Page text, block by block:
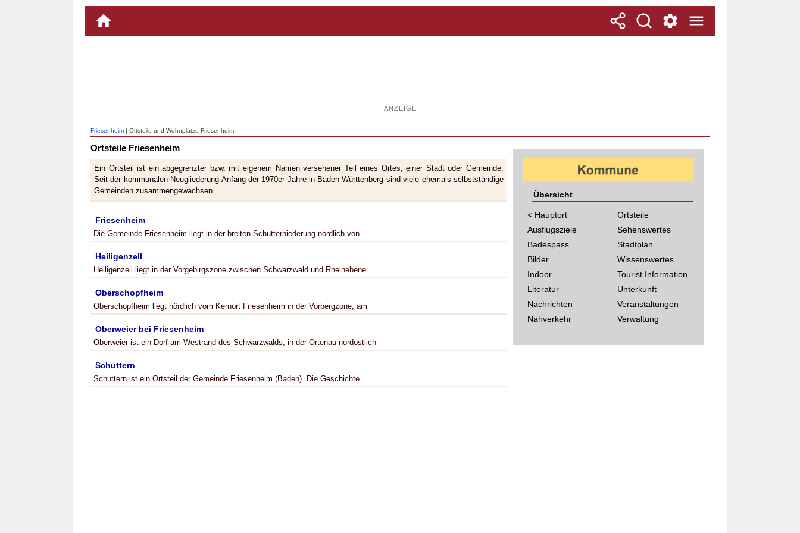
ANZEIGE
Friesenheim | Ortsteile und Wohnplätze Friesenheim
Ortsteile Friesenheim
Ein Ortsteil ist ein abgegrenzter bzw. mit eigenem Namen versehener Teil eines Ortes, einer Stadt oder Gemeinde.
Seit der kommunalen Neugliederung Anfang der 1970er Jahre in Baden-Württenberg sind viele ehemals selbstständige
Gemeinden zusammengewachsen.
Friesenheim
Die Gemeinde Friesenheim liegt in der breiten Schutterniederung nördlich von
Heiligenzell
Heiligenzell liegt in der Vorgebirgszone zwischen Schwarzwald und Rheinebene
Oberschopfheim
Oberschopfheim liegt nördlich vom Kernort Friesenheim in der Vorbergzone, am
Oberweier bei Friesenheim
Oberweier ist ein Dorf am Westrand des Schwarzwalds, in der Ortenau nordöstlich
Schuttern
Schuttern ist ein Ortsteil der Gemeinde Friesenheim (Baden). Die Geschichte
Übersicht
< Hauptort
Ausflugsziele
Badespass
Bilder
Indoor
Literatur
Nachrichten
Nahverkehr
Ortsteile
Sehenswertes
Stadtplan
Wissenswertes
Tourist Information
Unterkunft
Veranstaltungen
Verwaltung